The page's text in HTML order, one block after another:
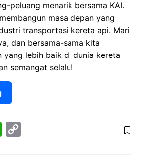
peluang menarik bersama KAI.
masa depan yang
transportasi kereta api. Mari
dan bersama-sama kita
yang lebih baik di dunia kereta
semangat selalu!
W